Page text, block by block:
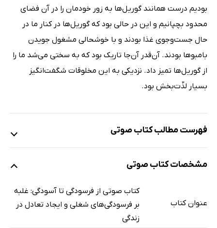
بودیم درست همانند گوریل‌ها به زور خودمان را در آن فضای
محدود بچپانیم و این در حالی بود که گوریل‌ها در کنار ما در
حال جست‌وجوی غذا بودند و با خوشحالی مشغول جویدن
بامبوها بودند. آن‌قدر آن‌جا تاریک بود که به سختی می‌شد ما را
از گوریل‌ها تمیز داد. نزدیکی به این مخلوقات شگفت‌انگیز
بسیار لذّت‌بخش بود.
فهرست مطالب کتاب صوتی
نمونه
6 دقیقه
مشخصات کتاب صوتی
عنوان کتاب
کتاب صوتی از فرسودگی تا آسودگی: غلبه
بر فرسودگی‌های شغلی و ایجاد تعادل در
زندگی